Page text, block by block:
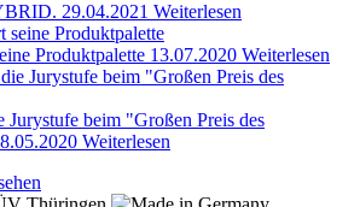
29.04.2021 Weiterlesen
Produktpalette 13.07.2020 Weiterlesen
Jurystufe beim "Großen Preis des
Weiterlesen